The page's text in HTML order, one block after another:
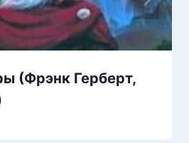
(Фрэнк Герберт,